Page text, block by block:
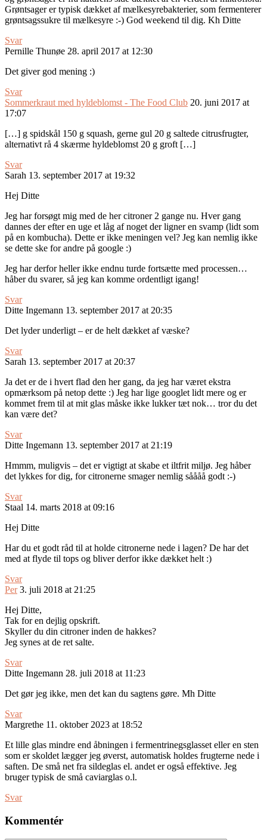
Grøntsager er typisk dækket af mælkesyrebakterier, som fermenterer
grøntsagssukre til mælkesyre :-) God weekend til dig. Kh Ditte
Svar
Pernille Thunøe 28. april 2017 at 12:30
Det giver god mening :)
Svar
Sommerkraut med hyldeblomst - The Food Club 20. juni 2017 at
17:07
[…] g spidskål 150 g squash, gerne gul 20 g saltede citrusfrugter,
alternativt rå 4 skærme hyldeblomst 20 g groft […]
Svar
Sarah 13. september 2017 at 19:32
Hej Ditte
Jeg har forsøgt mig med de her citroner 2 gange nu. Hver gang
dannes der efter en uge et låg af noget der ligner en svamp (lidt som
på en kombucha). Dette er ikke meningen vel? Jeg kan nemlig ikke
se dette ske for andre på google :)
Jeg har derfor heller ikke endnu turde fortsætte med processen…
håber du svarer, så jeg kan komme ordentligt igang!
Svar
Ditte Ingemann 13. september 2017 at 20:35
Det lyder underligt – er de helt dækket af væske?
Svar
Sarah 13. september 2017 at 20:37
Ja det er de i hvert flad den her gang, da jeg har været ekstra
opmærksom på netop dette :) Jeg har lige googlet lidt mere og er
kommet frem til at mit glas måske ikke lukker tæt nok… tror du det
kan være det?
Svar
Ditte Ingemann 13. september 2017 at 21:19
Hmmm, muligvis – det er vigtigt at skabe et iltfrit miljø. Jeg håber
det lykkes for dig, for citronerne smager nemlig såååå godt :-)
Svar
Staal 14. marts 2018 at 09:16
Hej Ditte
Har du et godt råd til at holde citronerne nede i lagen? De har det
med at flyde til tops og bliver derfor ikke dækket helt :)
Svar
Per 3. juli 2018 at 21:25
Hej Ditte,
Tak for en dejlig opskrift.
Skyller du din citroner inden de hakkes?
Jeg synes at de ret salte.
Svar
Ditte Ingemann 28. juli 2018 at 11:23
Det gør jeg ikke, men det kan du sagtens gøre. Mh Ditte
Svar
Margrethe 11. oktober 2023 at 18:52
Et lille glas mindre end åbningen i fermentrinegsglasset eller en sten
som er skoldet lægger jeg øverst, automatisk holdes frugterne nede i
saften. De små net fra sildeglas el. andet er også effektive. Jeg
bruger typisk de små caviarglas o.l.
Svar
Kommentér